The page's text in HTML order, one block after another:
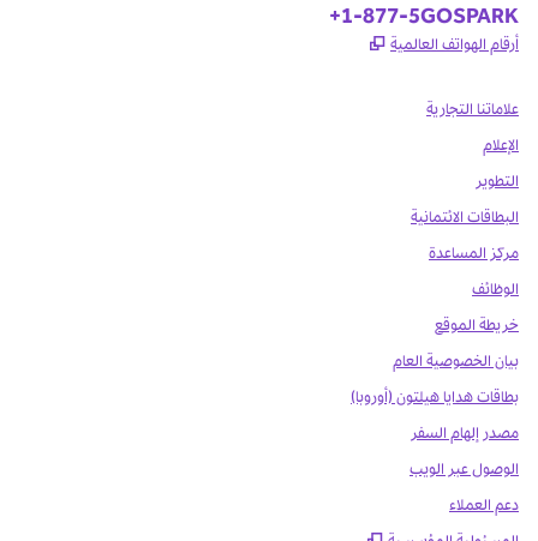
الهاتف:
+1-877-5GOSPARK
أرقام الهواتف العالمية
علاماتنا التجارية
الإعلام
التطوير
البطاقات الائتمانية
مركز المساعدة
الوظائف
خريطة الموقع
بيان الخصوصية العام
بطاقات هدايا هيلتون (أوروبا)
مصدر إلهام السفر
الوصول عبر الويب
دعم العملاء